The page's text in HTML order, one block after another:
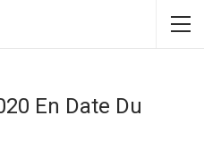
En Date Du